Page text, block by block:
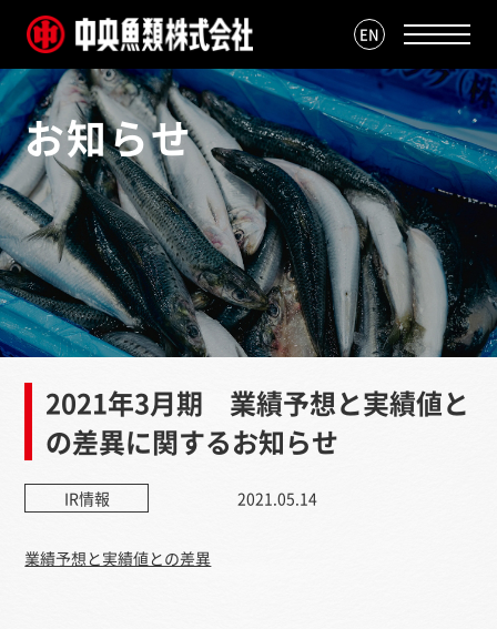
EN
お知らせ
2021年3月期 業績予想と実績値と
の差異に関するお知らせ
IR情報 2021.05.14
業績予想と実績値との差異